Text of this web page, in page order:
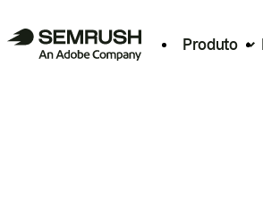
Produto